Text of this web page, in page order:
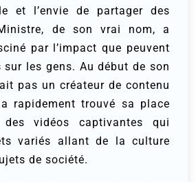
et l’envie de partager des
de son vrai nom, a
par l’impact que peuvent
les gens. Au début de son
pas un créateur de contenu
rapidement trouvé sa place
vidéos captivantes qui
variés allant de la culture
de société.